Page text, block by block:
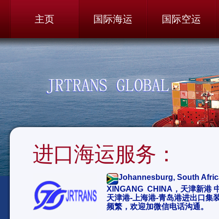
主页 国际海运 国际空运
进口海运服务：
Johannesburg, South
XINGANG CHINA，天津新港
天津港-上海港-青岛港进出口集
频繁，欢迎加微信电话沟通。